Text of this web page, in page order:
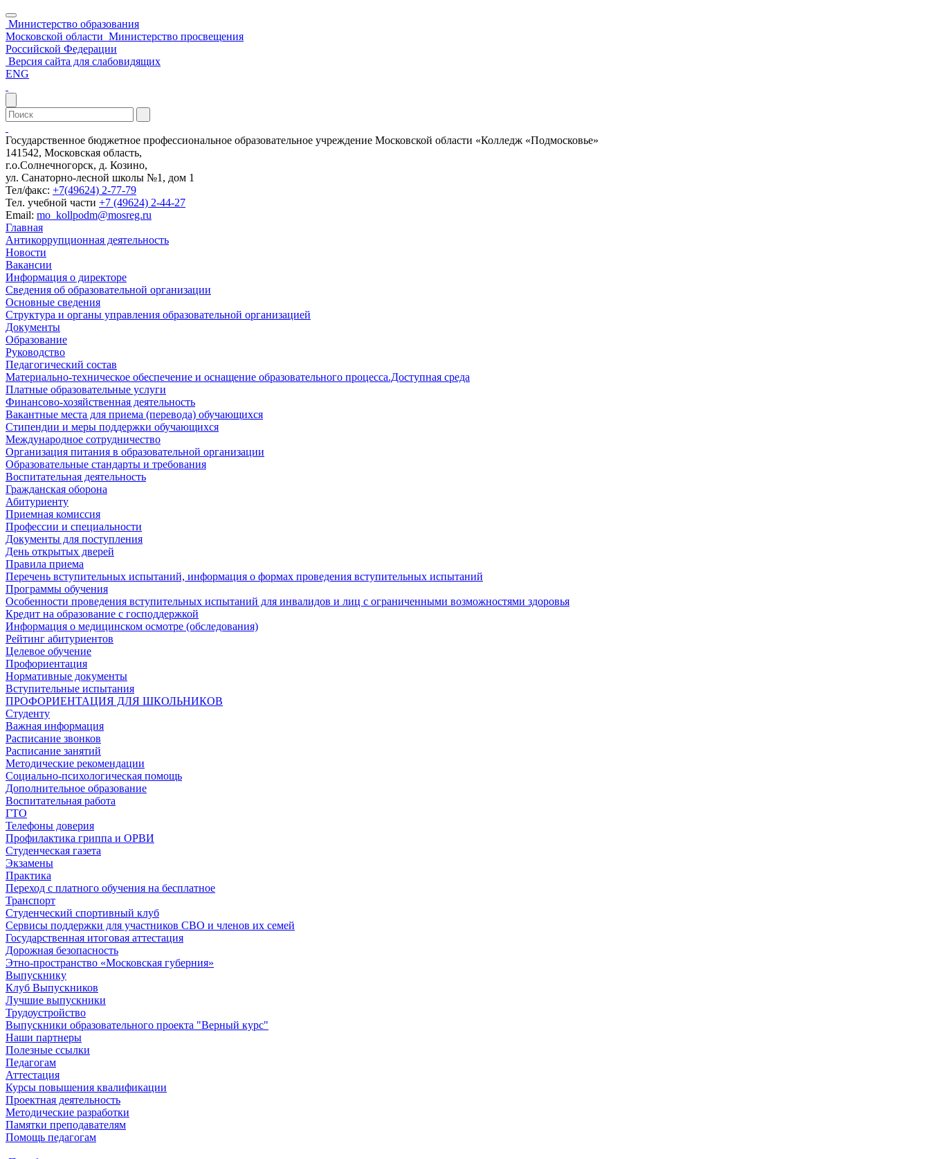
Министерство образования
Московской области Министерство просвещения
Российской Федерации
Версия сайта для слабовидящих
ENG
Государственное бюджетное профессиональное образовательное учреждение Московской области «Колледж «Подмосковье»
141542, Московская область,
г.о.Солнечногорск, д. Козино,
ул. Санаторно-лесной школы №1, дом 1
Тел/факс: +7(49624) 2-77-79
Тел. учебной части +7 (49624) 2-44-27
Email: mo_kollpodm@mosreg.ru
Главная
Антикоррупционная деятельность
Новости
Вакансии
Информация о директоре
Сведения об образовательной организации
Основные сведения
Структура и органы управления образовательной организацией
Документы
Образование
Руководство
Педагогический состав
Материально-техническое обеспечение и оснащение образовательного процесса.Доступная среда
Платные образовательные услуги
Финансово-хозяйственная деятельность
Вакантные места для приема (перевода) обучающихся
Стипендии и меры поддержки обучающихся
Международное сотрудничество
Организация питания в образовательной организации
Образовательные стандарты и требования
Воспитательная деятельность
Гражданская оборона
Абитуриенту
Приемная комиссия
Профессии и специальности
Документы для поступления
День открытых дверей
Правила приема
Перечень вступительных испытаний, информация о формах проведения вступительных испытаний
Программы обучения
Особенности проведения вступительных испытаний для инвалидов и лиц с ограниченными возможностями здоровья
Кредит на образование с господдержкой
Информация о медицинском осмотре (обследования)
Рейтинг абитуриентов
Целевое обучение
Профориентация
Нормативные документы
Вступительные испытания
ПРОФОРИЕНТАЦИЯ ДЛЯ ШКОЛЬНИКОВ
Студенту
Важная информация
Расписание звонков
Расписание занятий
Методические рекомендации
Социально-психологическая помощь
Дополнительное образование
Воспитательная работа
ГТО
Телефоны доверия
Профилактика гриппа и ОРВИ
Cтуденческая газета
Экзамены
Практика
Переход с платного обучения на бесплатное
Транспорт
Студенческий спортивный клуб
Сервисы поддержки для участников СВО и членов их семей
Государственная итоговая аттестация
Дорожная безопасность
Этно-пространство «Московская губерния»
Выпускнику
Клуб Выпускников
Лучшие выпускники
Трудоустройство
Выпускники образовательного проекта "Верный курс"
Наши партнеры
Полезные ссылки
Педагогам
Аттестация
Курсы повышения квалификации
Проектная деятельность
Методические разработки
Памятки преподавателям
Помощь педагогам